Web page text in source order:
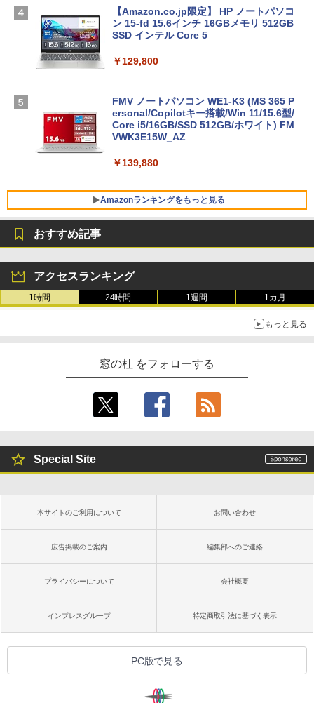
【Amazon.co.jp限定】 HP ノートパソコ
ン 15-fd 15.6インチ 16GBメモリ 512GB
SSD インテル Core 5
￥129,800
FMV ノートパソコン WE1-K3 (MS 365 P
ersonal/Copilotキー搭載/Win 11/15.6型/
Core i5/16GB/SSD 512GB/ホワイト) FM
VWK3E15W_AZ
￥139,880
Amazonランキングをもっと見る
定バーチャルアイテムを含む】 【オンラ
インゲームコード】 ロブロックス | オン
ラインコード版
Robloxギフトカード - 1000 Robux 【限
定バーチャルアイテムを含む】 【オンラ
ラインコード版
￥1,600
Robloxギフトカード - 2,000 Robux 【限
定バーチャルアイテムを含む】 【オンラ
ラインコード版
Microsoft Office Home & Business 202
4(最新 永続版)|オンラインコード版|Wind
ows11、10/mac対応|PC2台
ト): Java & Bedrock Edition | オンライ
ンコード版
￥1,766
bデザイン入門講座［第2版］
非エンジニア 初心者 素人 でも安心 使い
方 マニュアル AI副業にもコンテンツ作成
にもKindle出版にも！ 非エンジニアのた
￥99
AIイラスト表現辞典: 思い通りの絵を引き
￥480
ードウェア・市販ソフトウェアのパーフ
ェクトリストと最新エミュレータ紹介
ない、大きな画面で読みやすい、6週間持
続バッテリー、6インチディスプレイ電子
書籍リーダー、マッチャ、16GB、広告な
し
Kindle Paperwhite シグニチャーエディ
るさ自動調整、色調調節ライト、12週間
持続バッテリー、広告なし、メタリック
ブラック
￥27,980
ンチディスプレイ、色調調節ライト、12
週間持続バッテリー、広告なし、ブラッ
Amazon Kindle Colorsoft | 16GBストレ
ージ、防水、7インチカラーディスプレ
イ、色調調節ライト、最大8週間持続バッ
テリー、広告無し、ブラック (2025年発
売)
￥31,980
New Amazon Kindle Scribe Colorsoft |
おすすめ記事
アクセスランキング
1時間 24時間 1週間 1カ月
もっと見る
窓の杜 をフォローする
Special Site
本サイトのご利用について お問い合わせ
広告掲載のご案内 編集部へのご連絡
プライバシーについて 会社概要
インプレスグループ 特定商取引法に基づく表示
PC版で見る